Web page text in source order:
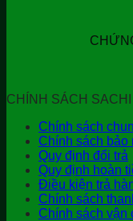
CHÍNH SÁCH
Chính sách
Chính sách bảo
Quy định đổi trả
Quy định hoàn
Điều kiện trả
Chính sách
Chính sách vận